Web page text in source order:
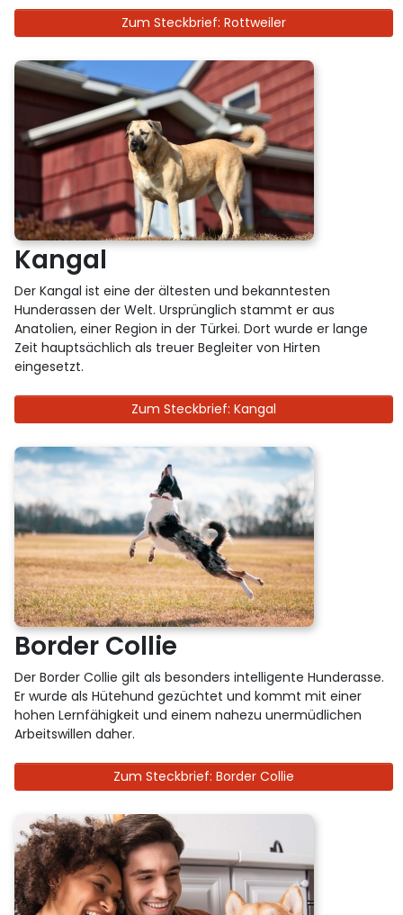
Zum Steckbrief: Rottweiler
Kangal
Der Kangal ist eine der ältesten und bekanntesten
Hunderassen der Welt. Ursprünglich stammt er aus
Anatolien, einer Region in der Türkei. Dort wurde er lange
Zeit hauptsächlich als treuer Begleiter von Hirten
eingesetzt.
Zum Steckbrief: Kangal
Border Collie
Der Border Collie gilt als besonders intelligente Hunderasse.
Er wurde als Hütehund gezüchtet und kommt mit einer
hohen Lernfähigkeit und einem nahezu unermüdlichen
Arbeitswillen daher.
Zum Steckbrief: Border Collie